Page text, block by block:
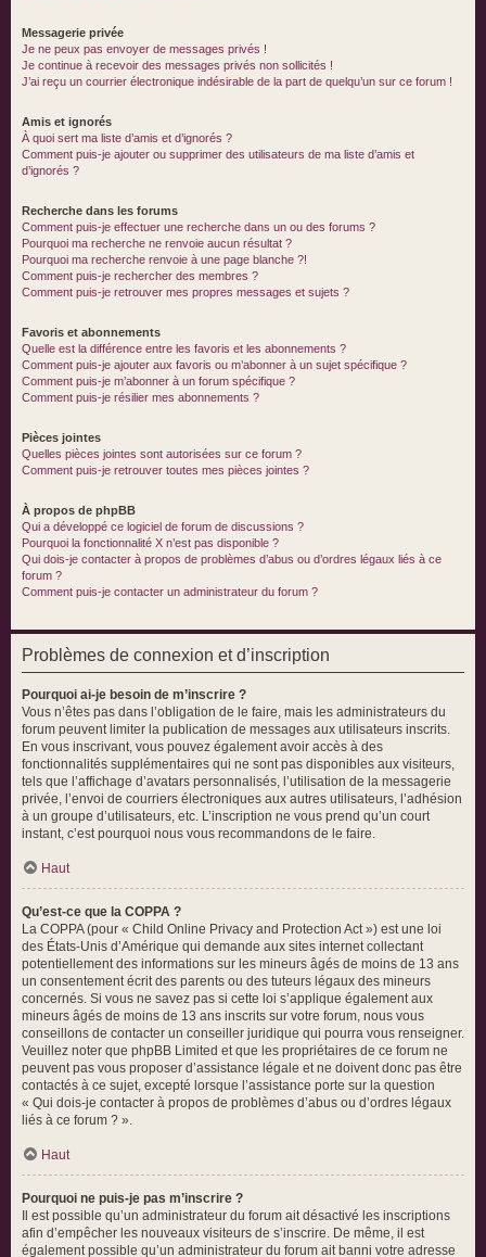
Messagerie privée
Je ne peux pas envoyer de messages privés !
Je continue à recevoir des messages privés non sollicités !
J’ai reçu un courrier électronique indésirable de la part de quelqu’un sur ce forum !
Amis et ignorés
À quoi sert ma liste d’amis et d’ignorés ?
Comment puis-je ajouter ou supprimer des utilisateurs de ma liste d’amis et
d’ignorés ?
Recherche dans les forums
Comment puis-je effectuer une recherche dans un ou des forums ?
Pourquoi ma recherche ne renvoie aucun résultat ?
Pourquoi ma recherche renvoie à une page blanche ?!
Comment puis-je rechercher des membres ?
Comment puis-je retrouver mes propres messages et sujets ?
Favoris et abonnements
Quelle est la différence entre les favoris et les abonnements ?
Comment puis-je ajouter aux favoris ou m’abonner à un sujet spécifique ?
Comment puis-je m’abonner à un forum spécifique ?
Comment puis-je résilier mes abonnements ?
Pièces jointes
Quelles pièces jointes sont autorisées sur ce forum ?
Comment puis-je retrouver toutes mes pièces jointes ?
À propos de phpBB
Qui a développé ce logiciel de forum de discussions ?
Pourquoi la fonctionnalité X n’est pas disponible ?
Qui dois-je contacter à propos de problèmes d’abus ou d’ordres légaux liés à ce
forum ?
Comment puis-je contacter un administrateur du forum ?
Problèmes de connexion et d’inscription
Pourquoi ai-je besoin de m’inscrire ?
Vous n’êtes pas dans l’obligation de le faire, mais les administrateurs du
forum peuvent limiter la publication de messages aux utilisateurs inscrits.
En vous inscrivant, vous pouvez également avoir accès à des
fonctionnalités supplémentaires qui ne sont pas disponibles aux visiteurs,
tels que l’affichage d’avatars personnalisés, l’utilisation de la messagerie
privée, l’envoi de courriers électroniques aux autres utilisateurs, l’adhésion
à un groupe d’utilisateurs, etc. L’inscription ne vous prend qu’un court
instant, c’est pourquoi nous vous recommandons de le faire.
Haut
Qu’est-ce que la COPPA ?
La COPPA (pour « Child Online Privacy and Protection Act ») est une loi
des États-Unis d’Amérique qui demande aux sites internet collectant
potentiellement des informations sur les mineurs âgés de moins de 13 ans
un consentement écrit des parents ou des tuteurs légaux des mineurs
concernés. Si vous ne savez pas si cette loi s’applique également aux
mineurs âgés de moins de 13 ans inscrits sur votre forum, nous vous
conseillons de contacter un conseiller juridique qui pourra vous renseigner.
Veuillez noter que phpBB Limited et que les propriétaires de ce forum ne
peuvent pas vous proposer d’assistance légale et ne doivent donc pas être
contactés à ce sujet, excepté lorsque l’assistance porte sur la question
« Qui dois-je contacter à propos de problèmes d’abus ou d’ordres légaux
liés à ce forum ? ».
Haut
Pourquoi ne puis-je pas m’inscrire ?
Il est possible qu’un administrateur du forum ait désactivé les inscriptions
afin d’empêcher les nouveaux visiteurs de s’inscrire. De même, il est
également possible qu’un administrateur du forum ait banni votre adresse